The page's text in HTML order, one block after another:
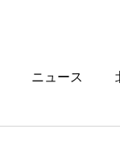
ニュース